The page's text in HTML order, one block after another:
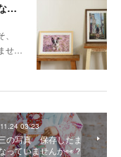
せっかく大きくプリントするなら、どんな写真が向いている？
せ…
03:23
の写真 保存したま
っていませんか👀？